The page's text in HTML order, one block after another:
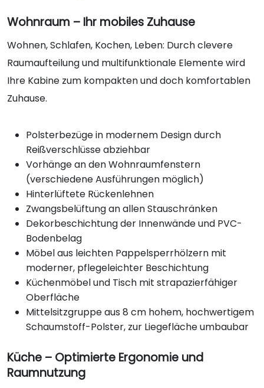
Wohnraum – Ihr mobiles Zuhause
Wohnen, Schlafen, Kochen, Leben: Durch clevere
Raumaufteilung und multifunktionale Elemente wird
Ihre Kabine zum kompakten und doch komfortablen
Zuhause.
Polsterbezüge in modernem Design durch
Reißverschlüsse abziehbar
Vorhänge an den Wohnraumfenstern
(verschiedene Ausführungen möglich)
Hinterlüftete Rückenlehnen
Zwangsbelüftung an allen Stauschränken
Dekorbeschichtung der Innenwände und PVC-
Bodenbelag
Möbel aus leichten Pappelsperrhölzern mit
moderner, pflegeleichter Beschichtung
Küchenmöbel und Tisch mit strapazierfähiger
Oberfläche
Mittelsitzgruppe aus 8 cm hohem, hochwertigem
Schaumstoff-Polster, zur Liegefläche umbaubar
Küche – Optimierte Ergonomie und
Raumnutzung